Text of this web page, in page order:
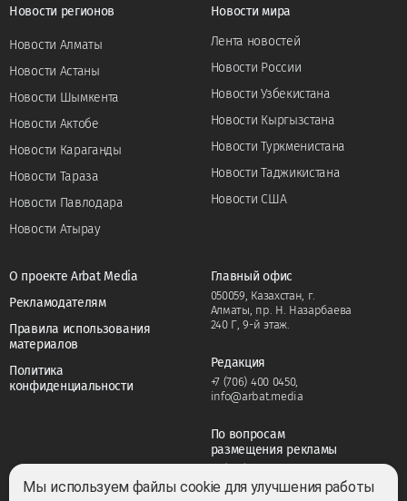
Новости регионов
Новости Алматы
Новости Астаны
Новости Шымкента
Новости Актобе
Новости Караганды
Новости Тараза
Новости Павлодара
Новости Атырау
Новости мира
Лента новостей
Новости России
Новости Узбекистана
Новости Кыргызстана
Новости Туркменистана
Новости Таджикистана
Новости США
О проекте Arbat Media
Рекламодателям
Правила использования
материалов
Политика
конфиденциальности
Главный офис
050059, Казахстан, г.
Алматы, пр. Н. Назарбаева
240 Г, 9-й этаж.
Редакция
+7 (706) 400 0450,
info@arbat.media
По вопросам
размещения рекламы
adv@arbat.media
Мы используем файлы cookie для улучшения работы